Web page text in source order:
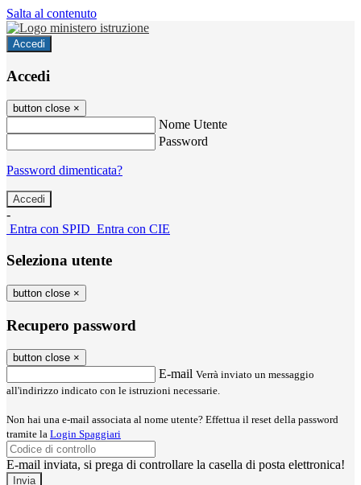
Salta al contenuto
Accedi
Accedi
button close ×
Nome Utente
Password
Password dimenticata?
-
Entra con SPID Entra con CIE
Seleziona utente
button close ×
Recupero password
button close ×
E-mail Verrà inviato un messaggio
all'indirizzo indicato con le istruzioni necessarie.
Non hai una e-mail associata al nome utente? Effettua il reset della password
tramite la Login Spaggiari
E-mail inviata, si prega di controllare la casella di posta elettronica!